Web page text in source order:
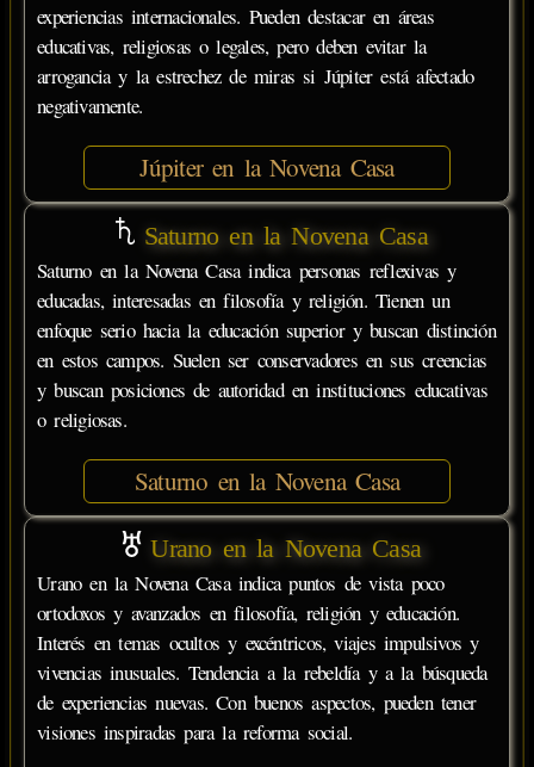
experiencias internacionales. Pueden destacar en áreas
educativas, religiosas o legales, pero deben evitar la
arrogancia y la estrechez de miras si Júpiter está afectado
negativamente.
Júpiter en la Novena Casa
Saturno en la Novena Casa
Saturno en la Novena Casa indica personas reflexivas y
educadas, interesadas en filosofía y religión. Tienen un
enfoque serio hacia la educación superior y buscan distinción
en estos campos. Suelen ser conservadores en sus creencias
y buscan posiciones de autoridad en instituciones educativas
o religiosas.
Saturno en la Novena Casa
Urano en la Novena Casa
Urano en la Novena Casa indica puntos de vista poco
ortodoxos y avanzados en filosofía, religión y educación.
Interés en temas ocultos y excéntricos, viajes impulsivos y
vivencias inusuales. Tendencia a la rebeldía y a la búsqueda
de experiencias nuevas. Con buenos aspectos, pueden tener
visiones inspiradas para la reforma social.